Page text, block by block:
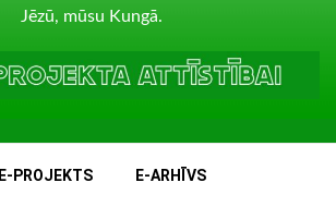
Jēzū, mūsu Kungā.
E-PROJEKTS E-ARHĪVS